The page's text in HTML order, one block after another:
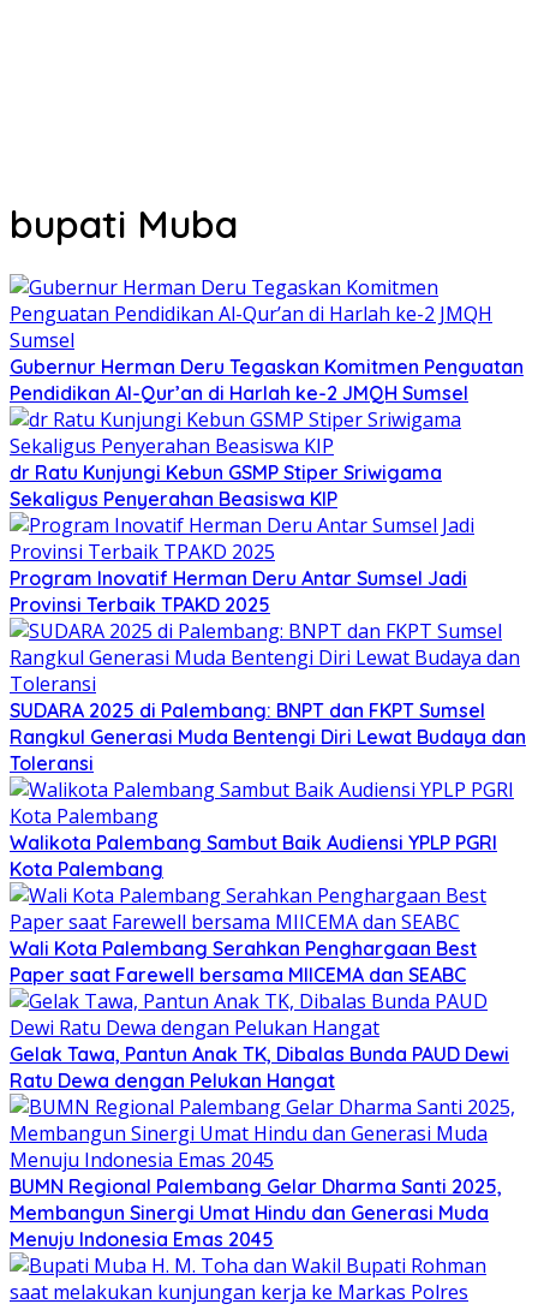
bupati Muba
Gubernur Herman Deru Tegaskan Komitmen Penguatan
Pendidikan Al-Qur’an di Harlah ke-2 JMQH Sumsel
dr Ratu Kunjungi Kebun GSMP Stiper Sriwigama
Sekaligus Penyerahan Beasiswa KIP
Program Inovatif Herman Deru Antar Sumsel Jadi
Provinsi Terbaik TPAKD 2025
SUDARA 2025 di Palembang: BNPT dan FKPT Sumsel
Rangkul Generasi Muda Bentengi Diri Lewat Budaya dan
Toleransi
Walikota Palembang Sambut Baik Audiensi YPLP PGRI
Kota Palembang
Wali Kota Palembang Serahkan Penghargaan Best
Paper saat Farewell bersama MIICEMA dan SEABC
Gelak Tawa, Pantun Anak TK, Dibalas Bunda PAUD Dewi
Ratu Dewa dengan Pelukan Hangat
BUMN Regional Palembang Gelar Dharma Santi 2025,
Membangun Sinergi Umat Hindu dan Generasi Muda
Menuju Indonesia Emas 2045